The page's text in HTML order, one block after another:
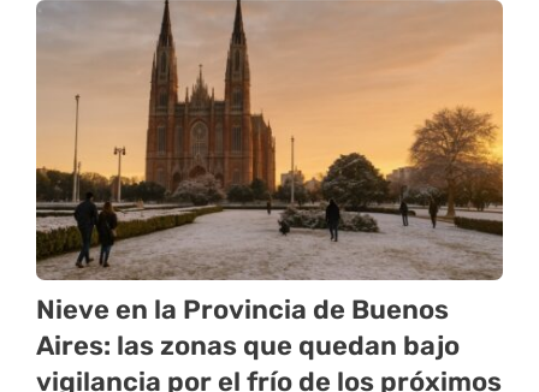
Nieve en la Provincia de Buenos
Aires: las zonas que quedan bajo
vigilancia por el frío de los próximos